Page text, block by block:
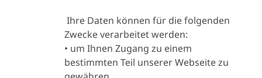
Ihre Daten können für die folgenden
Zwecke verarbeitet werden:
• um Ihnen Zugang zu einem
bestimmten Teil unserer Webseite zu